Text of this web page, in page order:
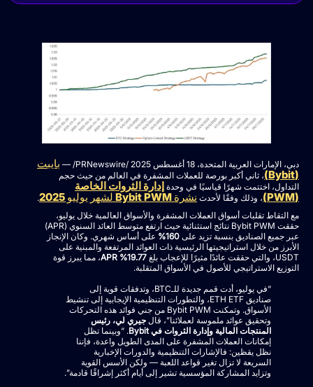
دبي، الإمارات العربية المتحدة، 18 أغسطس 2025 /PRNewswire/ —
بايبت
، ثاني أكبر بورصة للعملات المشفرة في العالم من حيث حجم
التداول، اختتمت شهرًا قياسيًا في وحدةإدارة الثروات الخاصة
، وذلك وفقًا لأحدثنشرة Bybit PWM لشهر يوليو 2025
.
مع التقاط تقلبات أسواق العملات المشفرة والأسواق العالمية خلال يوليو،
حققت Bybit PWM نتائج استثنائية حيث ارتفع متوسط العائد السنوي (APR)
عبر جميع الصناديق بنسبة تزيد على160%
على أساس شهري. وكان الإنجاز
الأبرز من خلال استراتيجيتها الرئيسية ذات العوائد المرتفعة والمبنية على
USDT، والتي حققت عائدًا مثيرًا للإعجاب بلغ
19.77% APR
، مما يبرز قوة
التوزيع الاستراتيجي للأصول في الأسواق المتقلبة.
“في يوليو، أدت قمم جديدة للـBTC، وتدفقات قوية إلى
صناديق ETH ETF، والتطورات التنظيمية الإيجابية إلى تنشيط
الأسواق. وتمكنت Bybit PWM من جني فوائد هذه التحركات
وتحقيق عوائد ملموسة لعملائنا”، قالجيري لي، رئيس
المنتجات المالية وإدارة الثروات في Bybit
. “وبينما تظل
إمكانات العملات المشفرة على المدى الطويل واعدة، فإننا
نظل يقظين: فالإشارات التنظيمية والدورات الإخبارية
السريعة لا تزال تغير قواعد اللعبة — ولكن الأسس القوية
وتزايد المشاركة المؤسسية تشير إلى أيام أكثر إشراقًا قادمة”.